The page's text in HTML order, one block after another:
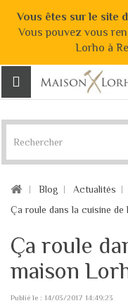
Vous êtes sur le site
Vous pouvez vous
Lorho à
Blog
Actualités
Ça roule dans la cuisine de
Ça roule
maison
Publié le : 14/03/2017 14:49:23